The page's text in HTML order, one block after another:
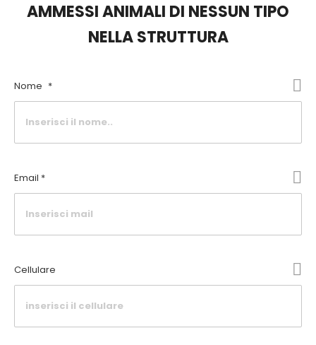
AMMESSI ANIMALI DI NESSUN TIPO
NELLA STRUTTURA
Nome *
Email *
Cellulare